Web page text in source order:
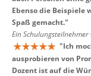
Ebenso die Beispiele
Spaß gemacht."
Ein
"Ich
ausprobieren von
Dozent ist auf die